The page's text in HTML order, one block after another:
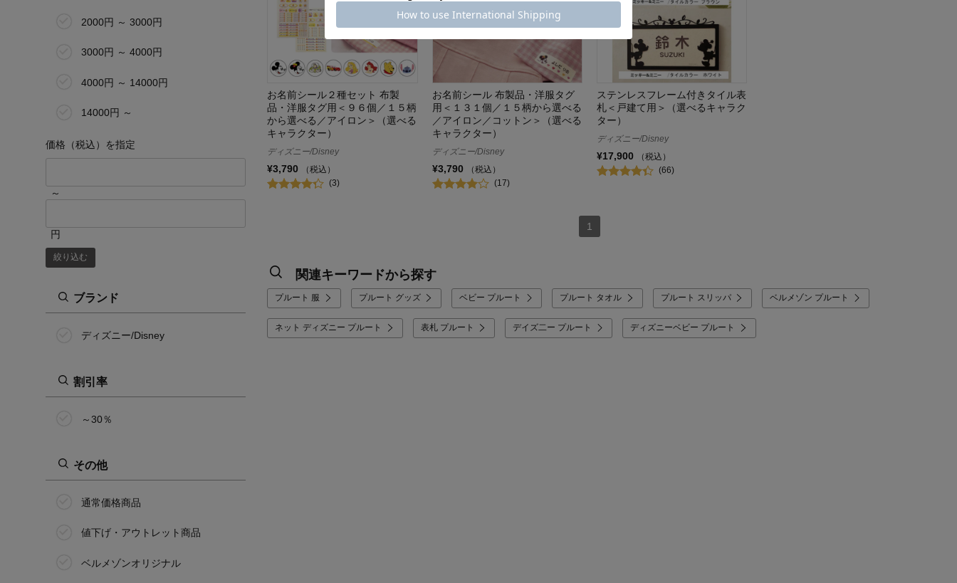
2000円 ～ 3000円
3000円 ～ 4000円
4000円 ～ 14000円
14000円 ～
価格（税込）を指定
～
円
絞り込む
ブランド
ディズニー/Disney
割引率
～30％
その他
通常価格商品
値下げ・アウトレット商品
ベルメゾンオリジナル
お名前シール２種セット 布製
品・洋服タグ用＜９６個／１５柄
から選べる／アイロン＞（選べる
キャラクター）
ディズニー/Disney
¥3,790
（税込）
(3)
お名前シール 布製品・洋服タグ
用＜１３１個／１５柄から選べる
／アイロン／コットン＞（選べる
キャラクター）
ディズニー/Disney
¥3,790
（税込）
(17)
ステンレスフレーム付きタイル表
札＜戸建て用＞（選べるキャラク
ター）
ディズニー/Disney
¥17,900
（税込）
(66)
1
関連キーワードから探す
プルート 服 プルート グッズ ベビー プルート プルート タオル プルート スリッパ ベルメゾン プルート
ネット ディズニー プルート 表札 プルート デイズ二ー プルート ディズニーベビー プルート